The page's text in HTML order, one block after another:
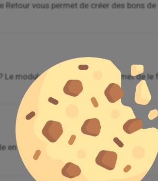
Retour vous permet de créer des bons
module Multi-Clone vous permet de
en une ou plusieurs tâches dans un